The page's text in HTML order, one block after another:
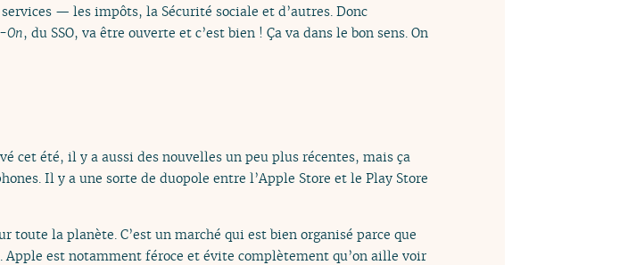
— les impôts, la Sécurité sociale et d’autres. Donc
On, du SSO, va être ouverte et c’est bien ! Ça va dans le bon sens. On
cet été, il y a aussi des nouvelles un peu plus récentes, mais ça
Il y a une sorte de duopole entre l’Apple Store et le Play Store
la planète. C’est un marché qui est bien organisé parce que
est notamment féroce et évite complètement qu’on aille voir